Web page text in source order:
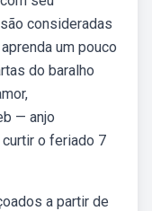
consideradas
um pouco
do baralho
— anjo
o feriado 7
a partir de